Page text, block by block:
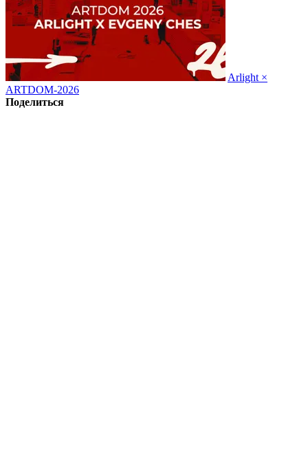
Arlight ×
ARTDOM-2026
Поделиться